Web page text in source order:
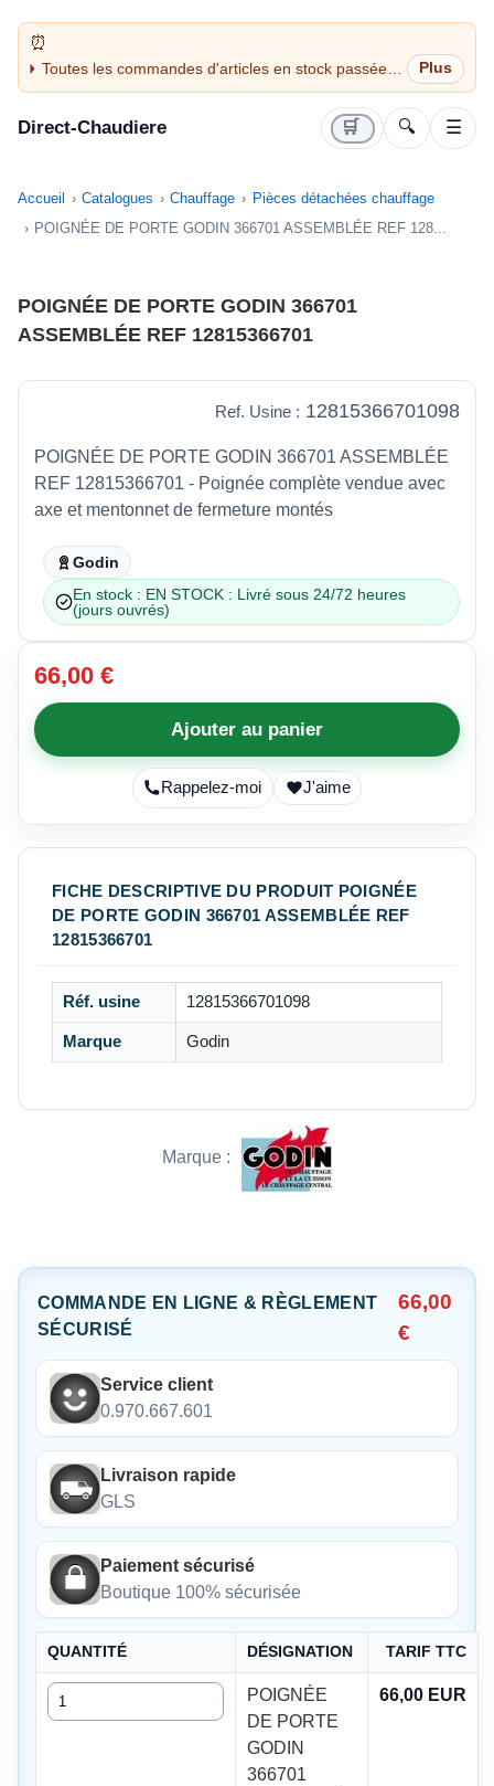
Toutes les commandes d'articles en stock passées
avant 14H sont expédiées le jour même (jours
Direct-Chaudiere 🛒 🔍 ☰
Accueil Catalogues Chauffage
Pièces détachées chauffage
POIGNÉE DE PORTE GODIN 366701 ASSEMBLÉE REF 128...
POIGNÉE DE PORTE GODIN 366701
ASSEMBLÉE REF 12815366701
Ref. Usine : 12815366701098
POIGNÉE DE PORTE GODIN 366701 ASSEMBLÉE
REF 12815366701 - Poignée complète vendue avec
axe et mentonnet de fermeture montés
Godin
En stock : EN STOCK : Livré sous 24/72 heures
(jours ouvrés)
66,00 €
Ajouter au panier
Rappelez-moi J'aime
FICHE DESCRIPTIVE DU PRODUIT POIGNÉE
DE PORTE GODIN 366701 ASSEMBLÉE REF
12815366701
Réf. usine 12815366701098
Marque Godin
Marque :
COMMANDE EN LIGNE & RÈGLEMENT
SÉCURISÉ
66,00
€
Service client
0.970.667.601
Livraison rapide
GLS
Paiement sécurisé
Boutique 100% sécurisée
QUANTITÉ DÉSIGNATION TARIF TTC
Quantité
POIGNÉE
DE PORTE
GODIN
366701
66,00 EUR